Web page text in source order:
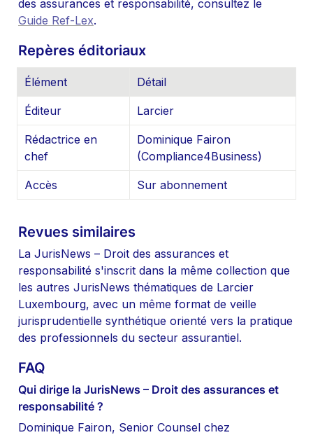
Guide Ref-Lex.
Repères éditoriaux
Élément Détail
Éditeur Larcier
Rédactrice en
chef
Dominique Fairon
(Compliance4Business)
Accès Sur abonnement
Revues similaires
La JurisNews – Droit des assurances et
responsabilité s'inscrit dans la même collection que
les autres JurisNews thématiques de Larcier
Luxembourg, avec un même format de veille
jurisprudentielle synthétique orienté vers la pratique
des professionnels du secteur assurantiel.
FAQ
Qui dirige la JurisNews – Droit des assurances et
responsabilité ?
Dominique Fairon, Senior Counsel chez